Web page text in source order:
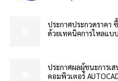
ประกาศประกวดราคา
ด้วยเทคนิคการไหลแบ
ประกาศผลผู้ชนะการเ
คอมพิวเตอร์